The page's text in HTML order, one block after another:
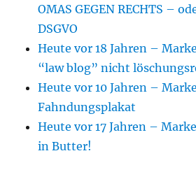
OMAS GEGEN RECHTS –
DSGVO
Heute vor 18 Jahren –
“law blog” nicht
Heute vor 10 Jahren –
Fahndungsplakat
Heute vor 17 Jahren –
in Butter!